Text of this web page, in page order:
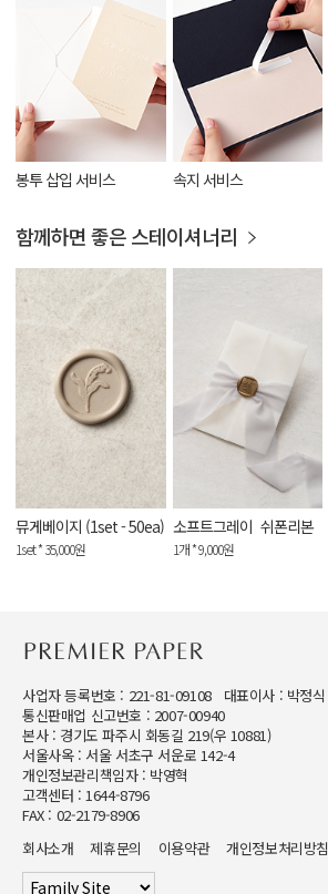
봉투 삽입 서비스 속지 서비스
함께하면 좋은 스테이셔너리
뮤게베이지 (1set - 50ea)
1set * 35,000원
소프트그레이_쉬폰리본
1개 * 9,000원
사업자 등록번호 : 221-81-09108 대표이사 : 박정식
통신판매업 신고번호 : 2007-00940
본사 : 경기도 파주시 회동길 219(우 10881)
서울사옥 : 서울 서초구 서운로 142-4
개인정보관리책임자 : 박영혁
고객센터 : 1644-8796
FAX : 02-2179-8906
회사소개
제휴문의 이용약관 개인정보처리방침